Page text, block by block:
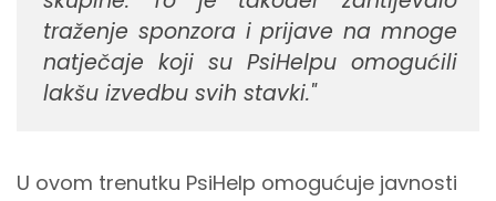
traženje sponzora i prijave na mnoge
natječaje koji su PsiHelpu omogućili
lakšu izvedbu svih stavki."
U ovom trenutku PsiHelp omogućuje javnosti